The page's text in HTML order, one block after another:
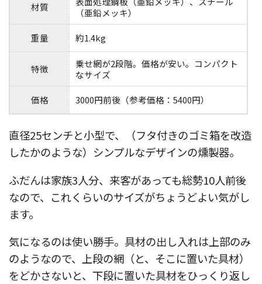
材質
（亜鉛メッキ）
重量 約1.4kg
特徴
乗せ網が2段階。価格が安い。コンパクト
なサイズ
価格 3000円前後（参考価格：5400円）
直径25センチと小型で、（フタ付きのゴミ箱を改造
したかのような）シンプルなデザインの燻製器。
ふだんは家族3人分、来客があっても総勢10人前後
なので、これくらいのサイズがちょうどよい気がし
ます。
気になるのは使い勝手。具材の出し入れは上部のみ
のようなので、上段の網（と、そこに置いた具材）
をどかさないと、下段に置いた具材をひっくり返し